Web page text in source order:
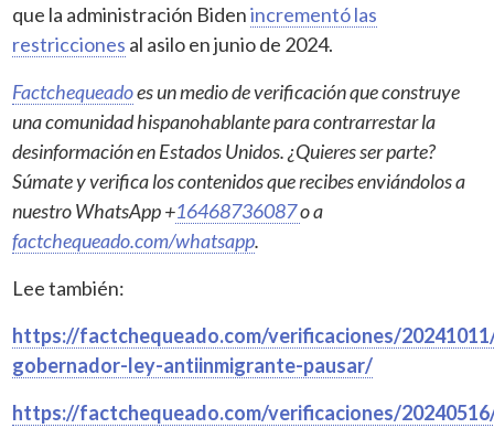
que la administración Bidenincrementó las
restricciones al asilo en junio de 2024.
Factchequeadoes un medio de verificación que construye
una comunidad hispanohablante para contrarrestar la
desinformación en Estados Unidos. ¿Quieres ser parte?
Súmate y verifica los contenidos que recibes enviándolos a
nuestro WhatsApp +16468736087o a
factchequeado.com/whatsapp.
Lee también:
https://factchequeado.com/verificaciones/
gobernador-ley-antiinmigrante-pausar/
https://factchequeado.com/verificaciones/